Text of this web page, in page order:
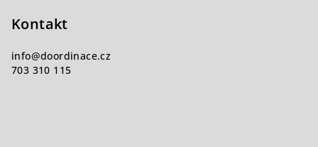
Kontakt
info@doordinace.cz
703 310 115